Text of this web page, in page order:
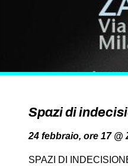
Spazi di
24 febbraio, ore 17 @
SPAZI DI